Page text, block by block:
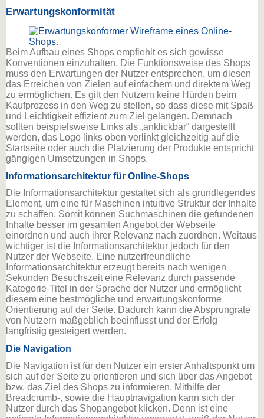
Erwartungskonformität
Beim Aufbau eines Shops empfiehlt es sich gewisse
Konventionen einzuhalten. Die Funktionsweise des Shops
muss den Erwartungen der Nutzer entsprechen, um diesen
das Erreichen von Zielen auf einfachem und direktem Weg
zu ermöglichen. Es gilt den Nutzern keine Hürden beim
Kaufprozess in den Weg zu stellen, so dass diese mit Spaß
und Leichtigkeit effizient zum Ziel gelangen. Demnach
sollten beispielsweise Links als „anklickbar“ dargestellt
werden, das Logo links oben verlinkt gleichzeitig auf die
Startseite oder auch die Platzierung der Produkte entspricht
gängigen Umsetzungen in Shops.
Informationsarchitektur für Online-Shops
Die Informationsarchitektur gestaltet sich als grundlegendes
Element, um eine für Maschinen intuitive Struktur der Inhalte
zu schaffen. Somit können Suchmaschinen die gefundenen
Inhalte besser im gesamten Angebot der Webseite
einordnen und auch ihrer Relevanz nach zuordnen. Weitaus
wichtiger ist die Informationsarchitektur jedoch für den
Nutzer der Webseite. Eine nutzerfreundliche
Informationsarchitektur erzeugt bereits nach wenigen
Sekunden Besuchszeit eine Relevanz durch passende
Kategorie-Titel in der Sprache der Nutzer und ermöglicht
diesem eine bestmögliche und erwartungskonforme
Orientierung auf der Seite. Dadurch kann die Absprungrate
von Nutzern maßgeblich beeinflusst und der Erfolg
langfristig gesteigert werden.
Die Navigation
Die Navigation ist für den Nutzer ein erster Anhaltspunkt um
sich auf der Seite zu orientieren und sich über das Angebot
bzw. das Ziel des Shops zu informieren. Mithilfe der
Breadcrumb-, sowie die Hauptnavigation kann sich der
Nutzer durch das Shopangebot klicken. Denn ist eine